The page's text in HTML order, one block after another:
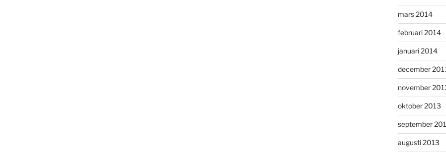
mars 2014
februari 2014
januari 2014
december
november
oktober 2013
september
augusti 2013